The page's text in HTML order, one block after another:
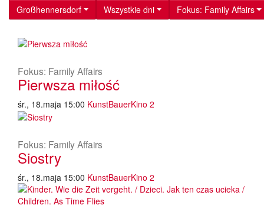
Großhennersdorf Wszystkie dni Fokus: Family Affairs
Fokus: Family Affairs
Pierwsza miłość
śr., 18.maja 15:00 KunstBauerKino 2
Fokus: Family Affairs
Siostry
śr., 18.maja 15:00 KunstBauerKino 2